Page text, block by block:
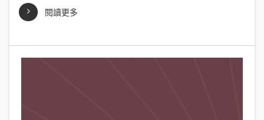
閱讀更多